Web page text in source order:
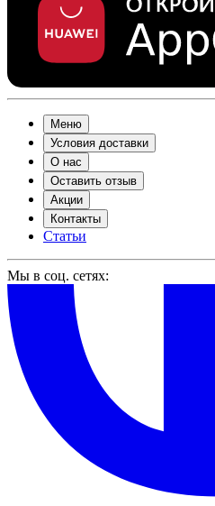
Меню
Условия доставки
О нас
Оставить отзыв
Акции
Контакты
Статьи
Мы в соц. сетях: